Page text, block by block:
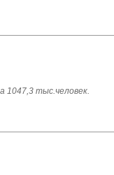
1047,3 тыс.человек.